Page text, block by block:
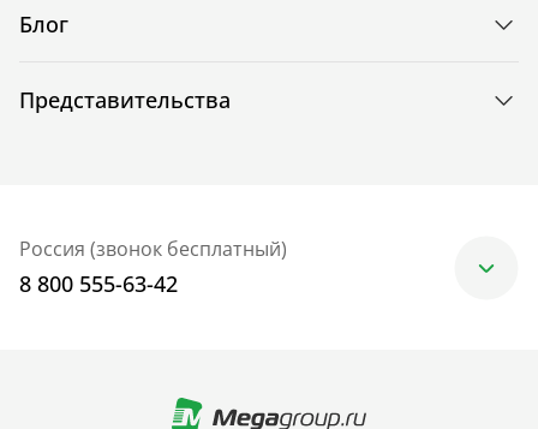
Блог
Представительства
Россия (звонок бесплатный)
8 800 555-63-42
+7 (499) 705-30-10